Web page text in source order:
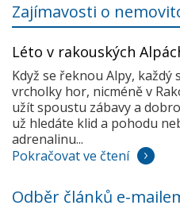
Zajímavosti o
Léto v rakouských
Když se řeknou Alpy, každý
vrcholky hor, nicméně v
užít spoustu zábavy a
už hledáte klid a pohodu
adrenalinu...
Pokračovat ve čtení
Odběr článků e-